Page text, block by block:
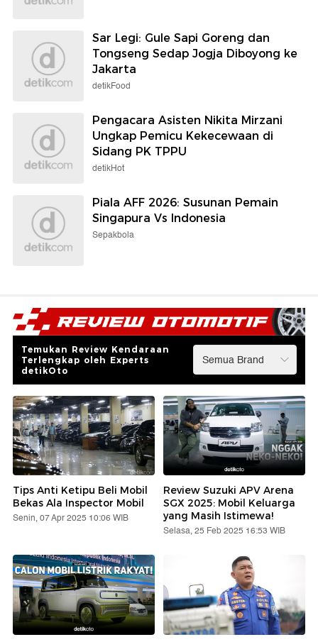
Sar Legi: Gule Sapi Goreng dan
Tongseng Sedap Jogja Diboyong ke
Jakarta
detikFood
Pengacara Asisten Nikita Mirzani
Ungkap Pemicu Kekecewaan di
Sidang PK TPPU
detikHot
Piala AFF 2026: Susunan Pemain
Singapura Vs Indonesia
Sepakbola
Temukan Review Kendaraan
Terlengkap oleh Experts
detikOto
Tips Anti Ketipu Beli Mobil
Bekas Ala Inspector Mobil
Senin, 07 Apr 2025 10:06 WIB
Review Suzuki APV Arena
SGX 2025: Mobil Keluarga
yang Masih Istimewa!
Selasa, 25 Feb 2025 16:53 WIB